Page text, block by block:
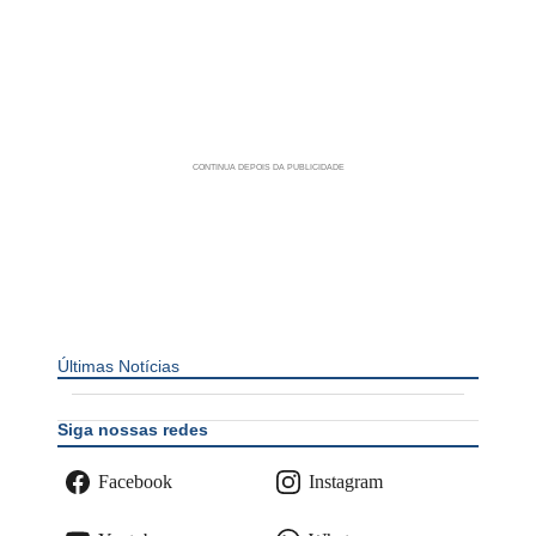
Últimas Notícias
Siga nossas redes
Facebook Instagram